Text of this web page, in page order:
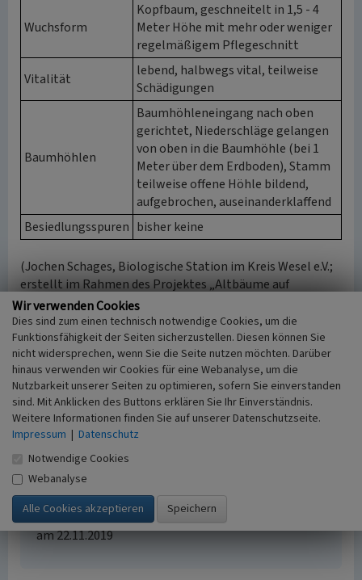
Wuchsform
Kopfbaum, geschneitelt in 1,5 - 4
Meter Höhe mit mehr oder weniger
regelmäßigem Pflegeschnitt
Vitalität
lebend, halbwegs vital, teilweise
Schädigungen
Baumhöhlen
Baumhöhleneingang nach oben
gerichtet, Niederschläge gelangen
von oben in die Baumhöhle (bei 1
Meter über dem Erdboden), Stamm
teilweise offene Höhle bildend,
aufgebrochen, auseinanderklaffend
Besiedlungsspuren bisher keine
(Jochen Schages, Biologische Station im Kreis Wesel e.V.;
erstellt im Rahmen des Projektes „Altbäume auf
historischem Grünland“, einem Projekt des LVR-
Netzwerks Kulturlandschaft, 2018)
Literatur
Sorg, M.; Schages, J.; Schwan, H.; Stenmans, W.;
Hörren, T.; Heckmanns, G. / Entomologischer Verein
Krefeld e.V. (Hrsg.) (2018)
historischem Grund. Naturschutz und
Kulturlandschaftspflege, Konzept zur Erhaltung
und Pflege wertvoller Altbäume. (Series Naturalis
2018 (2).) Krefeld. Online verfügbar:
www.entomologica.org, naturalis2018_2
am 22.11.2019
Wir verwenden Cookies
Dies sind zum einen technisch notwendige Cookies, um die
Funktionsfähigkeit der Seiten sicherzustellen. Diesen können Sie
nicht widersprechen, wenn Sie die Seite nutzen möchten. Darüber
hinaus verwenden wir Cookies für eine Webanalyse, um die
Nutzbarkeit unserer Seiten zu optimieren, sofern Sie einverstanden
sind. Mit Anklicken des Buttons erklären Sie Ihr Einverständnis.
Weitere Informationen finden Sie auf unserer Datenschutzseite.
Impressum | Datenschutz
Notwendige Cookies
Webanalyse